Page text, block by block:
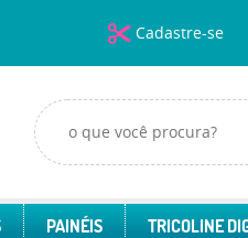
Cadastre-se
PAINÉIS TRICOLINE